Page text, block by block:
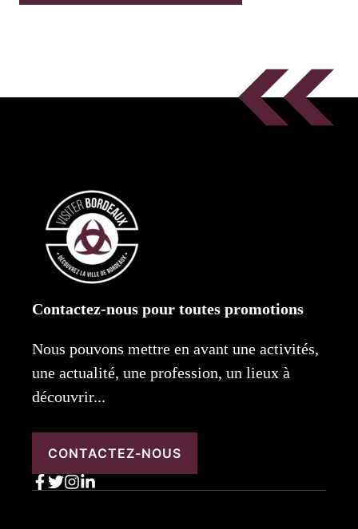
Contactez-nous pour toutes promotions
Nous pouvons mettre en avant une activités,
une actualité, une profession, un lieux à
découvrir...
CONTACTEZ-NOUS